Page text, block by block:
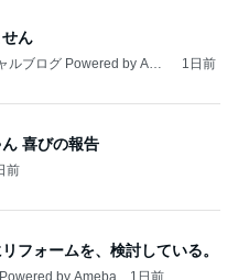
ん
ルブログ Powered by Ame
1日前
喜びの報告
前
フォームを、検討している。